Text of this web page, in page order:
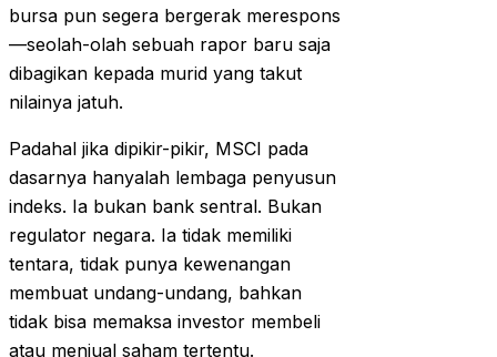
bursa pun segera bergerak merespons
—seolah-olah sebuah rapor baru saja
dibagikan kepada murid yang takut
nilainya jatuh.
Padahal jika dipikir-pikir, MSCI pada
dasarnya hanyalah lembaga penyusun
indeks. Ia bukan bank sentral. Bukan
regulator negara. Ia tidak memiliki
tentara, tidak punya kewenangan
membuat undang-undang, bahkan
tidak bisa memaksa investor membeli
atau menjual saham tertentu.